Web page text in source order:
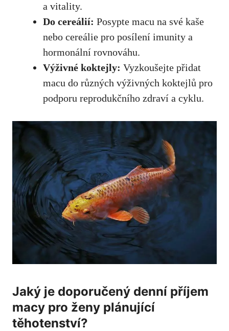
a vitality.
Do cereálií: Posypte macu na své kaše
nebo cereálie pro posílení imunity a
hormonální rovnováhu.
Výživné koktejly: Vyzkoušejte přidat
macu do různých výživných koktejlů pro
podporu reprodukčního zdraví a cyklu.
Jaký je doporučený denní příjem
macy pro ženy plánující
těhotenství?